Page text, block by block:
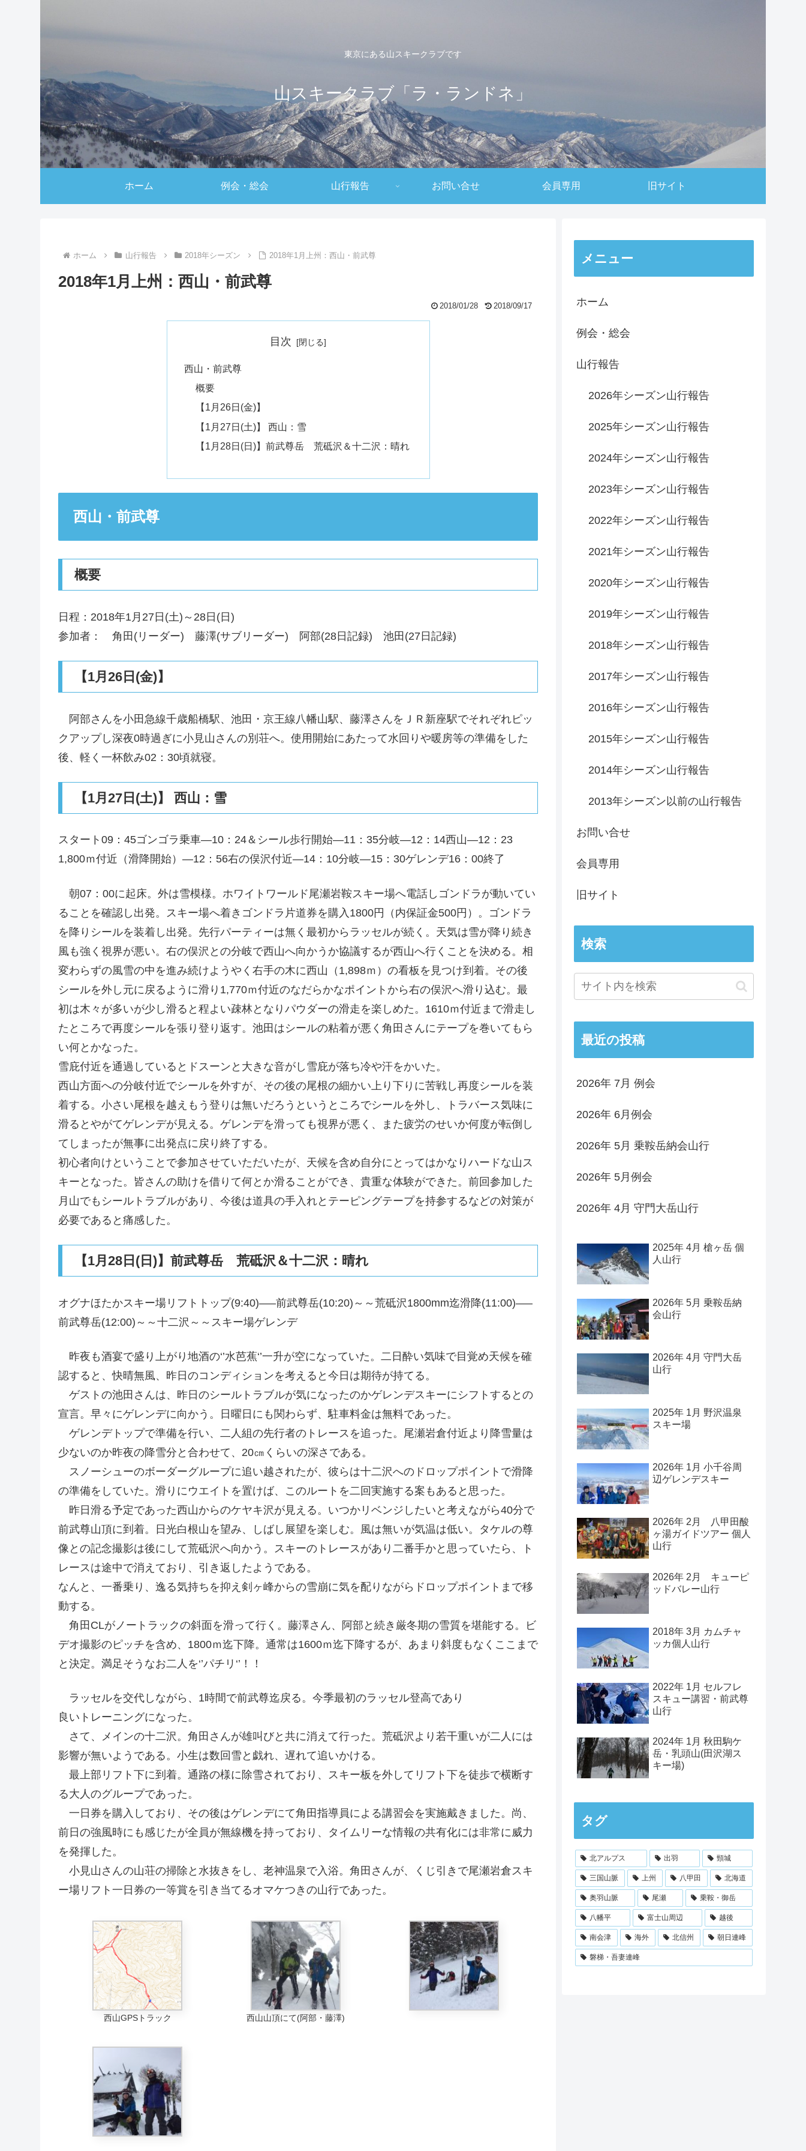
東京にある山スキークラブです
山スキークラブ「ラ・ランドネ」
ホーム 例会・総会 山行報告 お問い合せ 会員専用 旧サイト
ホーム 山行報告 2018年シーズン 2018年1月上州：西山・前武尊
2018年1月上州：西山・前武尊
2018/01/28 2018/09/17
目次
西山・前武尊
概要
【1月26日(金)】
【1月27日(土)】 西山：雪
【1月28日(日)】前武尊岳 荒砥沢＆十二沢：晴れ
西山・前武尊
概要
日程：2018年1月27日(土)～28日(日)
参加者： 角田(リーダー) 藤澤(サブリーダー) 阿部(28日記録) 池田(27日記録)
【1月26日(金)】
阿部さんを小田急線千歳船橋駅、池田・京王線八幡山駅、藤澤さんをＪＲ新座駅でそれぞれピッ
クアップし深夜0時過ぎに小見山さんの別荘へ。使用開始にあたって水回りや暖房等の準備をした
後、軽く一杯飲み02：30頃就寝。
【1月27日(土)】 西山：雪
スタート09：45ゴンゴラ乗車―10：24＆シール歩行開始―11：35分岐―12：14西山―12：23
1,800ｍ付近（滑降開始）―12：56右の俣沢付近―14：10分岐―15：30ゲレンデ16：00終了
朝07：00に起床。外は雪模様。ホワイトワールド尾瀬岩鞍スキー場へ電話しゴンドラが動いてい
ることを確認し出発。スキー場へ着きゴンドラ片道券を購入1800円（内保証金500円）。ゴンドラ
を降りシールを装着し出発。先行パーティーは無く最初からラッセルが続く。天気は雪が降り続き
風も強く視界が悪い。右の俣沢との分岐で西山へ向かうか協議するが西山へ行くことを決める。相
変わらずの風雪の中を進み続けようやく右手の木に西山（1,898ｍ）の看板を見つけ到着。その後
シールを外し元に戻るように滑り1,770ｍ付近のなだらかなポイントから右の俣沢へ滑り込む。最
初は木々が多いが少し滑ると程よい疎林となりパウダーの滑走を楽しめた。1610ｍ付近まで滑走し
たところで再度シールを張り登り返す。池田はシールの粘着が悪く角田さんにテープを巻いてもら
い何とかなった。
雪庇付近を通過しているとドスーンと大きな音がし雪庇が落ち冷や汗をかいた。
西山方面への分岐付近でシールを外すが、その後の尾根の細かい上り下りに苦戦し再度シールを装
着する。小さい尾根を越えもう登りは無いだろうというところでシールを外し、トラバース気味に
滑るとやがてゲレンデが見える。ゲレンデを滑っても視界が悪く、また疲労のせいか何度が転倒し
てしまったが無事に出発点に戻り終了する。
初心者向けということで参加させていただいたが、天候を含め自分にとってはかなりハードな山ス
キーとなった。皆さんの助けを借りて何とか滑ることができ、貴重な体験ができた。前回参加した
月山でもシールトラブルがあり、今後は道具の手入れとテーピングテープを持参するなどの対策が
必要であると痛感した。
【1月28日(日)】前武尊岳 荒砥沢＆十二沢：晴れ
オグナほたかスキー場リフトトップ(9:40)—–前武尊岳(10:20)～～荒砥沢1800mm迄滑降(11:00)—–
前武尊岳(12:00)～～十二沢～～スキー場ゲレンデ
昨夜も酒宴で盛り上がり地酒の‘’水芭蕉‘’一升が空になっていた。二日酔い気味で目覚め天候を確
認すると、快晴無風、昨日のコンディションを考えると今日は期待が持てる。
ゲストの池田さんは、昨日のシールトラブルが気になったのかゲレンデスキーにシフトするとの
宣言。早々にゲレンデに向かう。日曜日にも関わらず、駐車料金は無料であった。
ゲレンデトップで準備を行い、二人組の先行者のトレースを追った。尾瀬岩倉付近より降雪量は
少ないのか昨夜の降雪分と合わせて、20㎝くらいの深さである。
スノーシューのボーダーグループに追い越されたが、彼らは十二沢へのドロップポイントで滑降
の準備をしていた。滑りにウエイトを置けば、このルートを二回実施する案もあると思った。
昨日滑る予定であった西山からのケヤキ沢が見える。いつかリベンジしたいと考えながら40分で
前武尊山頂に到着。日光白根山を望み、しばし展望を楽しむ。風は無いが気温は低い。タケルの尊
像との記念撮影は後にして荒砥沢へ向かう。スキーのトレースがあり二番手かと思っていたら、ト
レースは途中で消えており、引き返したようである。
なんと、一番乗り、逸る気持ちを抑え剣ヶ峰からの雪崩に気を配りながらドロップポイントまで移
動する。
角田CLがノートラックの斜面を滑って行く。藤澤さん、阿部と続き厳冬期の雪質を堪能する。ビ
デオ撮影のピッチを含め、1800ｍ迄下降。通常は1600ｍ迄下降するが、あまり斜度もなくここまで
と決定。満足そうなお二人を‘’パチリ‘’！！
ラッセルを交代しながら、1時間で前武尊迄戻る。今季最初のラッセル登高であり
良いトレーニングになった。
さて、メインの十二沢。角田さんが雄叫びと共に消えて行った。荒砥沢より若干重いが二人には
影響が無いようである。小生は数回雪と戯れ、遅れて追いかける。
最上部リフト下に到着。通路の様に除雪されており、スキー板を外してリフト下を徒歩で横断す
る大人のグループであった。
一日券を購入しており、その後はゲレンデにて角田指導員による講習会を実施戴きました。尚、
前日の強風時にも感じたが全員が無線機を持っており、タイムリーな情報の共有化には非常に威力
を発揮した。
小見山さんの山荘の掃除と水抜きをし、老神温泉で入浴。角田さんが、くじ引きで尾瀬岩倉スキ
ー場リフト一日券の一等賞を引き当てるオマケつきの山行であった。
西山GPSトラック 西山山頂にて(阿部・藤澤)
メニュー
ホーム
例会・総会
山行報告
2026年シーズン山行報告
2025年シーズン山行報告
2024年シーズン山行報告
2023年シーズン山行報告
2022年シーズン山行報告
2021年シーズン山行報告
2020年シーズン山行報告
2019年シーズン山行報告
2018年シーズン山行報告
2017年シーズン山行報告
2016年シーズン山行報告
2015年シーズン山行報告
2014年シーズン山行報告
2013年シーズン以前の山行報告
お問い合せ
会員専用
旧サイト
検索
最近の投稿
2026年 7月 例会
2026年 6月例会
2026年 5月 乗鞍岳納会山行
2026年 5月例会
2026年 4月 守門大岳山行
2025年 4月 槍ヶ岳 個
人山行
2026年 5月 乗鞍岳納
会山行
2026年 4月 守門大岳
山行
2025年 1月 野沢温泉
スキー場
2026年 1月 小千谷周
辺ゲレンデスキー
2026年 2月 八甲田酸
ヶ湯ガイドツアー 個人
山行
2026年 2月 キューピ
ッドバレー山行
2018年 3月 カムチャ
ッカ個人山行
2022年 1月 セルフレ
スキュー講習・前武尊
山行
2024年 1月 秋田駒ケ
岳・乳頭山(田沢湖ス
キー場)
タグ
北アルプス 出羽 頸城
三国山脈 上州 八甲田 北海道
奥羽山脈 尾瀬 乗鞍・御岳
八幡平 富士山周辺 越後
南会津 海外 北信州 朝日連峰
磐梯・吾妻連峰